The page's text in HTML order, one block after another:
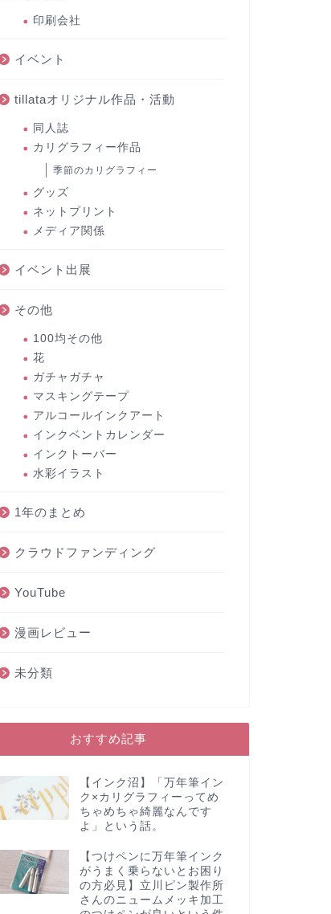
印刷会社
イベント
tillataオリジナル作品・活動
同人誌
カリグラフィー作品
季節のカリグラフィー
グッズ
ネットプリント
メディア関係
イベント出展
その他
100均その他
花
ガチャガチャ
マスキングテープ
アルコールインクアート
インクベントカレンダー
インクトーバー
水彩イラスト
1年のまとめ
クラウドファンディング
YouTube
漫画レビュー
未分類
おすすめ記事
【インク沼】「万年筆イン
ク×カリグラフィーってめ
ちゃめちゃ綺麗なんです
よ」という話。
【つけペンに万年筆インク
がうまく乗らないとお困り
の方必見】立川ピン製作所
さんのニュームメッキ加工